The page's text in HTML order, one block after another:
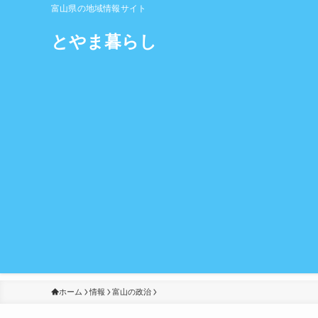
富山県の地域情報サイト
とやま暮らし
ホーム 情報 富山の政治